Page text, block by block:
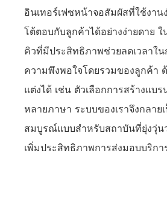
อินเทอร์เฟซหน้าจอสัมผัสที่ใช้งาน
โต้ตอบกับลูกค้าได้อย่างง่ายดาย
คิวที่มีประสิทธิภาพช่วยลดเวลาใน
ความพึงพอใจโดยรวมของลูกค้า
แต่งได้ เช่น ตัวเลือกการสร้างแบ
หลายภาษา ระบบของเราจึงกลาย
สมบูรณ์แบบสำหรับสถาบันที่ยุ่งวุ่น
เพิ่มประสิทธิภาพการส่งมอบบริก